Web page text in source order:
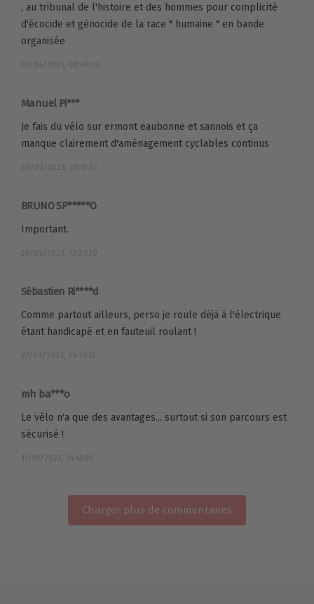
, au tribunal de l'histoire et des hommes pour complicité
d'écocide et génocide de la race " humaine " en bande
organisée
05/04/2023, 08:40:06
Manuel Pi***
Je fais du vélo sur ermont eaubonne et sannois et ça
manque clairement d'aménagement cyclables continus
30/03/2023, 20:51:32
BRUNO SP*****O
Important.
28/03/2023, 13:21:20
Sébastien Ri****d
Comme partout ailleurs, perso je roule déjà à l'électrique
étant handicapé et en fauteuil roulant !
27/03/2023, 23:18:52
mh ba***o
Le vélo n'a que des avantages... surtout si son parcours est
sécurisé !
11/10/2023, 14:41:50
Charger plus de commentaires